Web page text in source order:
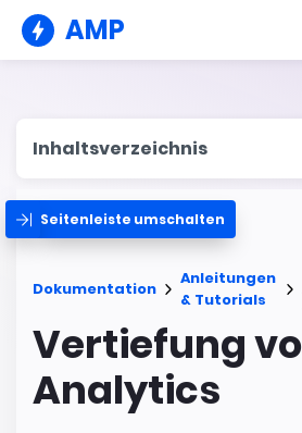
AMP
Inhaltsverzeichnis
Seitenleiste umschalten
Dokumentation
Anleitungen
& Tutorials
Vertiefung
Analytics